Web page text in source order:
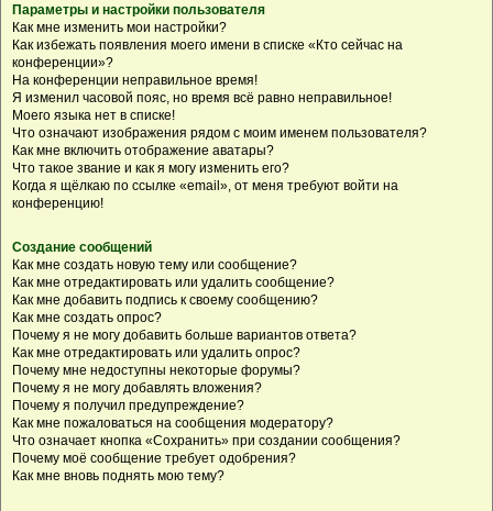
Параметры и настройки пользователя
Как мне изменить мои настройки?
Как избежать появления моего имени в списке «Кто сейчас на
конференции»?
На конференции неправильное время!
Я изменил часовой пояс, но время всё равно неправильное!
Моего языка нет в списке!
Что означают изображения рядом с моим именем пользователя?
Как мне включить отображение аватары?
Что такое звание и как я могу изменить его?
Когда я щёлкаю по ссылке «email», от меня требуют войти на
конференцию!
Создание сообщений
Как мне создать новую тему или сообщение?
Как мне отредактировать или удалить сообщение?
Как мне добавить подпись к своему сообщению?
Как мне создать опрос?
Почему я не могу добавить больше вариантов ответа?
Как мне отредактировать или удалить опрос?
Почему мне недоступны некоторые форумы?
Почему я не могу добавлять вложения?
Почему я получил предупреждение?
Как мне пожаловаться на сообщения модератору?
Что означает кнопка «Сохранить» при создании сообщения?
Почему моё сообщение требует одобрения?
Как мне вновь поднять мою тему?